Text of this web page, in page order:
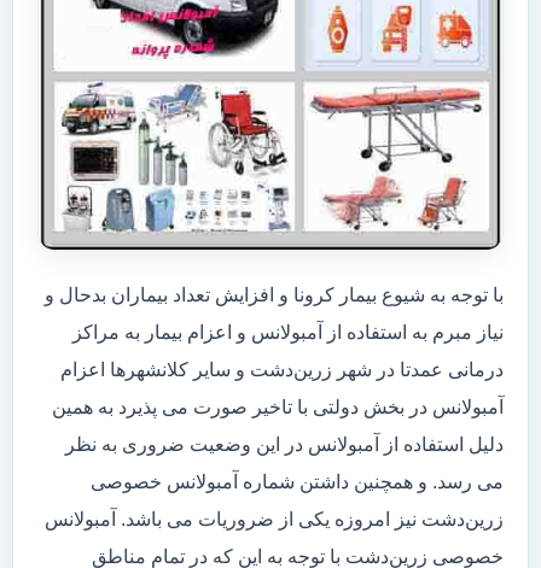
با توجه به شیوع بیمار کرونا و افزایش تعداد بیماران بدحال و
نیاز مبرم به استفاده از آمبولانس و اعزام بیمار به مراکز
درمانی عمدتا در شهر زرین‌دشت و سایر کلانشهرها اعزام
آمبولانس در بخش دولتی با تاخیر صورت می پذیرد به همین
دلیل استفاده از آمبولانس در این وضعیت ضروری به نظر
می رسد. و همچنین داشتن شماره آمبولانس خصوصی
زرین‌دشت نیز امروزه یکی از ضروریات می باشد. آمبولانس
خصوصی زرین‌دشت با توجه به این که در تمام مناطق